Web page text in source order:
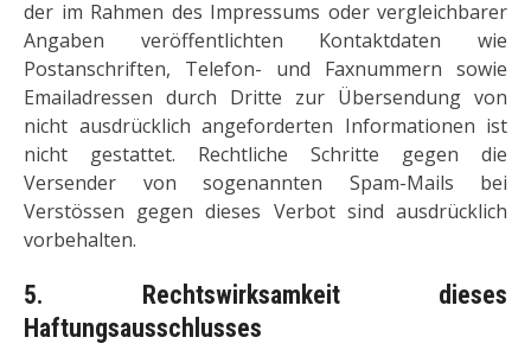
der im Rahmen des Impressums oder vergleichbarer
Angaben veröffentlichten Kontaktdaten wie
Postanschriften, Telefon- und Faxnummern sowie
Emailadressen durch Dritte zur Übersendung von
nicht ausdrücklich angeforderten Informationen ist
nicht gestattet. Rechtliche Schritte gegen die
Versender von sogenannten Spam-Mails bei
Verstössen gegen dieses Verbot sind ausdrücklich
vorbehalten.
5. Rechtswirksamkeit dieses
Haftungsausschlusses